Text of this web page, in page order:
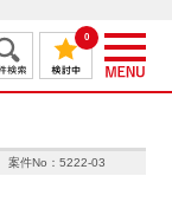
0
案件No：5222-03